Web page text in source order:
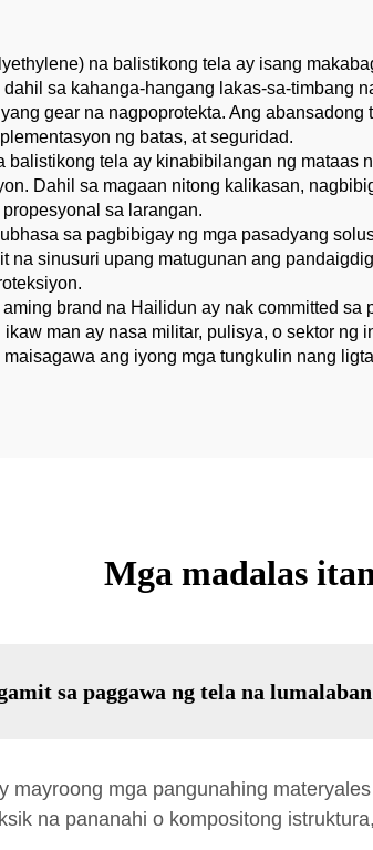
na balistikong tela ay isang
sa kahanga-hangang lakas-sa-timbang
gear na nagpoprotekta. Ang
ng batas, at seguridad.
tela ay kinabibilangan ng mataas
Dahil sa magaan nitong kalikasan,
sa larangan.
sa pagbibigay ng mga pasadyang
sinusuri upang matugunan ang
brand na Hailidun ay nak committed
man ay nasa militar, pulisya, o sektor
ang iyong mga tungkulin nang
Mga madalas
sa paggawa ng tela na
mayroong mga pangunahing
na pananahi o kompositong